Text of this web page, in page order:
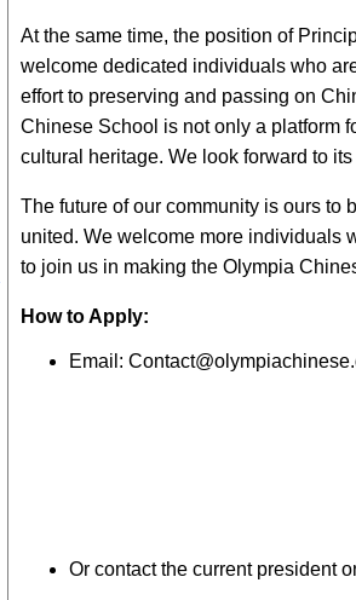
At the same time, the position of
welcome dedicated individuals who
effort to preserving and passing on
Chinese School is not only a platform
cultural heritage. We look forward to
The future of our community is ours to
united. We welcome more individuals
to join us in making the Olympia
How to Apply:
Email:
Or contact the current president